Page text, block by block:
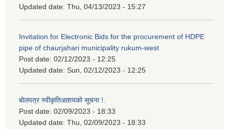
Updated date: Thu, 04/13/2023 - 15:27
Invitation for Electronic Bids for the procurement of HDPE
pipe of chaurjahari municipality rukum-west
Post date: 02/12/2023 - 12:25
Updated date: Sun, 02/12/2023 - 12:25
बोलपत्र स्वीकृतिआशयको सूचना !.
Post date: 02/09/2023 - 18:33
Updated date: Thu, 02/09/2023 - 18:33